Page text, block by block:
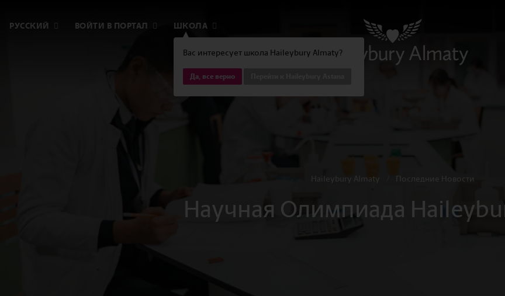
РУССКИЙ ВОЙТИ В ПОРТАЛ
Вас интересует школа Haileybury Almaty?
Да, все верно
ШКОЛА
Haileybury Almaty Последние Новости
Научная Олимпиада